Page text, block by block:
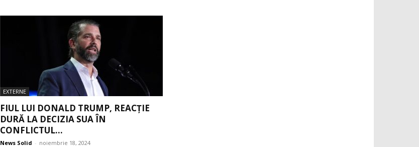
EXTERNE
FIUL LUI DONALD TRUMP, REACȚIE
DURĂ LA DECIZIA SUA ÎN
CONFLICTUL...
News Solid - noiembrie 18, 2024